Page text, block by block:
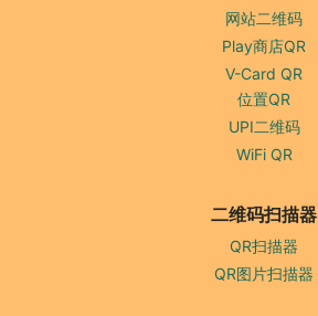
网站二维码
Play商店QR
V-Card QR
位置QR
UPI二维码
WiFi QR
二维码扫描器
QR扫描器
QR图片扫描器